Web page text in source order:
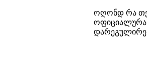
ოღონდ რა